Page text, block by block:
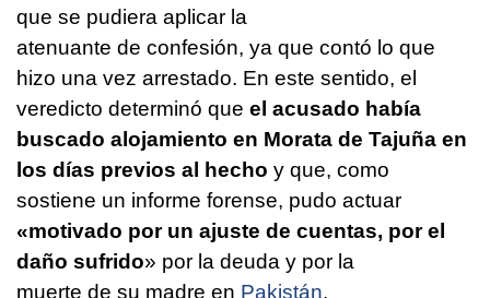
que se pudiera aplicar la
atenuante de confesión, ya que contó lo que
hizo una vez arrestado. En este sentido, el
veredicto determinó que el acusado había
buscado alojamiento en Morata de Tajuña en
los días previos al hecho y que, como
sostiene un informe forense, pudo actuar
«motivado por un ajuste de cuentas, por el
daño sufrido» por la deuda y por la
muerte de su madre en Pakistán.